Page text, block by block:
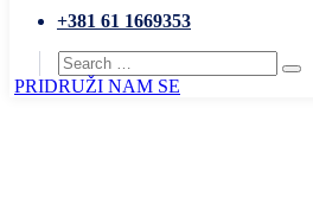
+381 61 1669353
PRIDRUŽI NAM SE